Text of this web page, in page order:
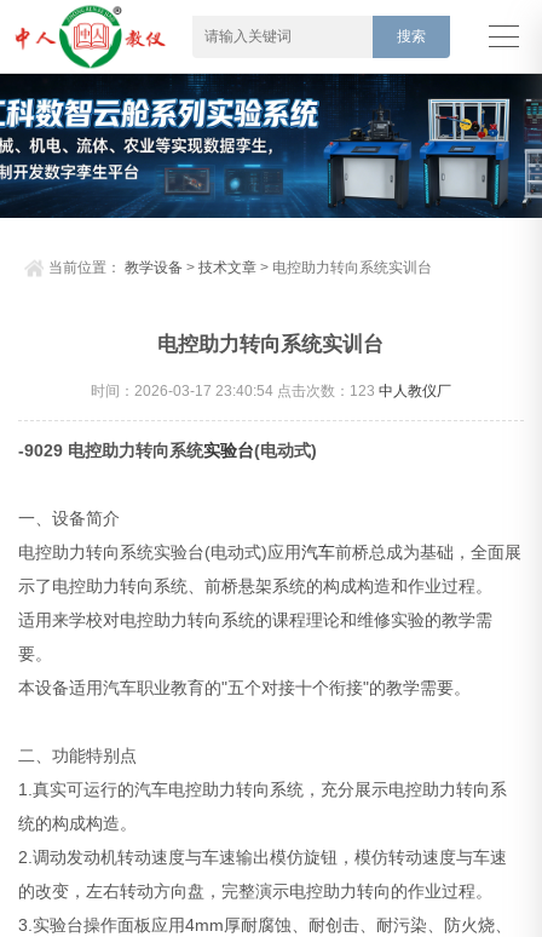
当前位置：教学设备 >技术文章 > 电控助力转向系统实训台
电控助力转向系统实训台
时间：2026-03-17 23:40:54 点击次数： 123 中人教仪厂
-9029 电控助力转向系统实验台(电动式)
一、设备简介
电控助力转向系统实验台(电动式)应用汽车前桥总成为基础，全面展
示了电控助力转向系统、前桥悬架系统的构成构造和作业过程。
适用来学校对电控助力转向系统的课程理论和维修实验的教学需
要。
本设备适用汽车职业教育的"五个对接十个衔接"的教学需要。
二、功能特别点
1.真实可运行的汽车电控助力转向系统，充分展示电控助力转向系
统的构成构造。
2.调动发动机转动速度与车速输出模仿旋钮，模仿转动速度与车速
的改变，左右转动方向盘，完整演示电控助力转向的作业过程。
3.实验台操作面板应用4mm厚耐腐蚀、耐创击、耐污染、防火烧、